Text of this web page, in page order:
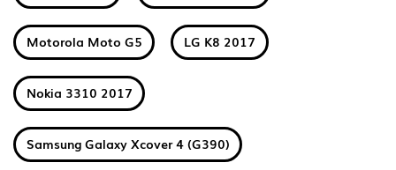
Motorola Moto G5 LG K8 2017
Nokia 3310 2017
Samsung Galaxy Xcover 4 (G390)